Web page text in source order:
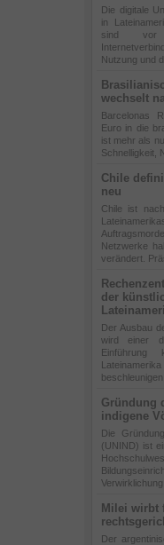
Die digitale
in
sind vor
Nutzung und
wechselt
Barcelonas
Euro in die
ist mehr als
Schnelligkeit,
Chile
neu
Chile ist
Netzwerke
verändert.
der
Der Ausbau
wird einer
Einführung
Gründung
indigene
Die
(UNIND) ist
Verwirklichung
Milei wirbt
Der